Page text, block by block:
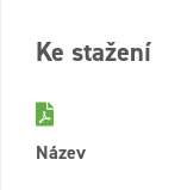
Ke stažení
Název